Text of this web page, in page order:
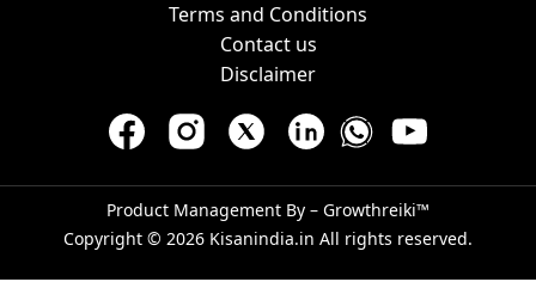
Terms and Conditions
Contact us
Disclaimer
Product Management By – Growthreiki™
Copyright © 2026 Kisanindia.in All rights reserved.